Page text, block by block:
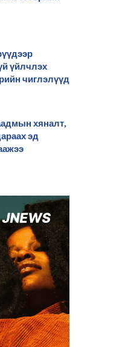
үйлчлэх
чиглэлүүд
хяналт,
эд